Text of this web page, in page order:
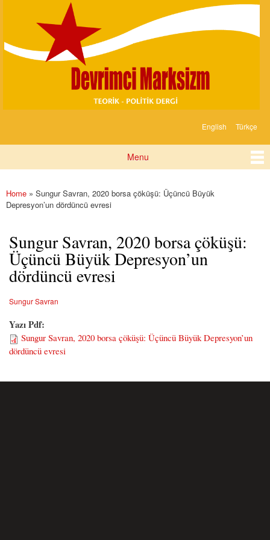
content
Marksizm
English Türkçe
Menu
You are here
Home » Sungur Savran, 2020 borsa çöküşü: Üçüncü Büyük
Depresyon’un dördüncü evresi
Sungur Savran, 2020 borsa çöküşü:
Üçüncü Büyük Depresyon’un
dördüncü evresi
Sungur Savran
Yazı Pdf:
Sungur Savran, 2020 borsa çöküşü: Üçüncü Büyük Depresyon’un
dördüncü evresi